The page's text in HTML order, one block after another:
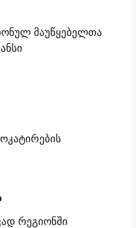
მაუწყებელთა
რეგიონში